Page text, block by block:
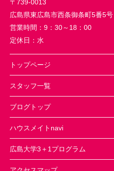
〒739-0013
広島県東広島市西条御条町5番5号
営業時間： 9：30～18：00
定休日： 水
トップページ
スタッフ一覧
ブログトップ
ハウスメイトnavi
広島大学3＋1プログラム